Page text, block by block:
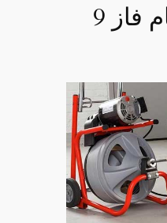
لوله بازکنی حمام فاز 9